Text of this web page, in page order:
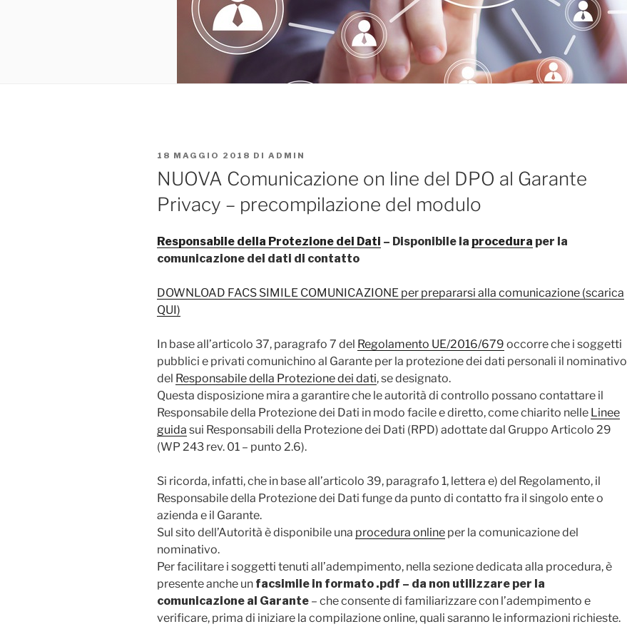
PUBBLICATO
IL
18 MAGGIO 2018 DI ADMIN
NUOVA Comunicazione on line del DPO al Garante
Privacy – precompilazione del modulo
Responsabile della Protezione dei Dati – Disponibile la procedura per la
comunicazione dei dati di contatto
DOWNLOAD FACS SIMILE COMUNICAZIONE per prepararsi alla comunicazione (scarica
QUI)
In base all’articolo 37, paragrafo 7 del Regolamento UE/2016/679 occorre che i soggetti
pubblici e privati comunichino al Garante per la protezione dei dati personali il nominativo
del Responsabile della Protezione dei dati, se designato.
Questa disposizione mira a garantire che le autorità di controllo possano contattare il
Responsabile della Protezione dei Dati in modo facile e diretto, come chiarito nelle Linee
guida sui Responsabili della Protezione dei Dati (RPD) adottate dal Gruppo Articolo 29
(WP 243 rev. 01 – punto 2.6).
Si ricorda, infatti, che in base all’articolo 39, paragrafo 1, lettera e) del Regolamento, il
Responsabile della Protezione dei Dati funge da punto di contatto fra il singolo ente o
azienda e il Garante.
Sul sito dell’Autorità è disponibile una procedura online per la comunicazione del
nominativo.
Per facilitare i soggetti tenuti all’adempimento, nella sezione dedicata alla procedura, è
presente anche un facsimile in formato .pdf – da non utilizzare per la
comunicazione al Garante – che consente di familiarizzare con l’adempimento e
verificare, prima di iniziare la compilazione online, quali saranno le informazioni richieste.